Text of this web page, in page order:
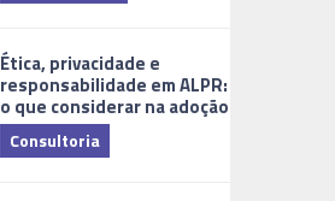
Ética, privacidade e
responsabilidade em ALPR:
o que considerar na adoção
Consultoria